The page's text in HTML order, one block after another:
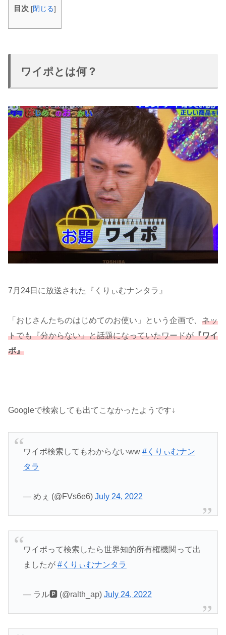
目次 [閉じる]
ワイポとは何？
7月24日に放送された『くりぃむナンタラ』
「おじさんたちのはじめてのお使い」という企画で、 ネッ
トでも『分からない』と話題になっていたワードが『ワイ
ポ』
Googleで検索しても出てこなかったようです↓
ワイポ検索してもわからないww #くりぃむナン
タラ
— めぇ (@FVs6e6) July 24, 2022
ワイポって検索したら世界知的所有権機関って出
ましたが #くりぃむナンタラ
— ラル🅿️ (@ralth_ap) July 24, 2022